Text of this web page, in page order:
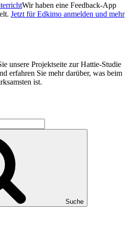
Wir haben eine Feedback-App
Jetzt für Edkimo anmelden und mehr
unsere Projektseite zur Hattie-Studie
erfahren Sie mehr darüber, was beim
ist.
Suche